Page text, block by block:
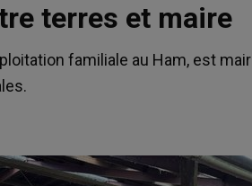
terres et maire
familiale au Ham, est